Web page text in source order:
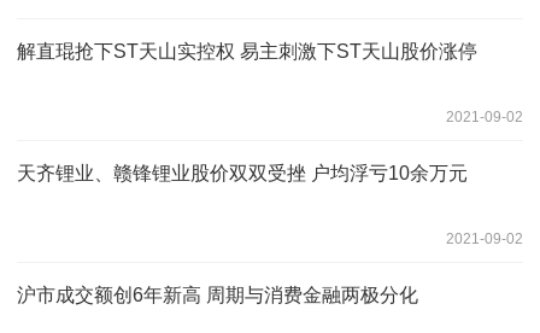
解直琨抢下ST天山实控权 易主刺激下ST天山股价涨停
2021-09-02
天齐锂业、赣锋锂业股价双双受挫 户均浮亏10余万元
2021-09-02
沪市成交额创6年新高 周期与消费金融两极分化